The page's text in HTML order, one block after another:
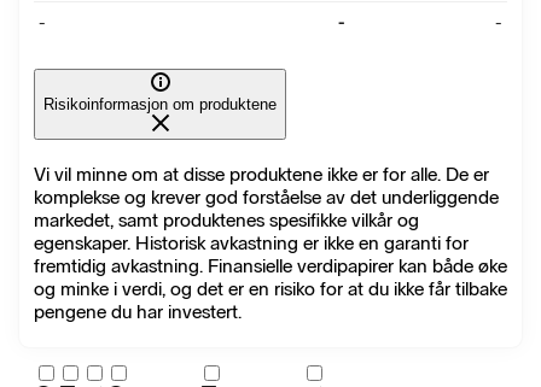
- - -
Risikoinformasjon om produktene
Vi vil minne om at disse produktene ikke er for alle. De er
komplekse og krever god forståelse av det underliggende
markedet, samt produktenes spesifikke vilkår og
egenskaper. Historisk avkastning er ikke en garanti for
fremtidig avkastning. Finansielle verdipapirer kan både øke
og minke i verdi, og det er en risiko for at du ikke får tilbake
pengene du har investert.